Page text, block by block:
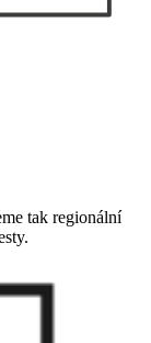
tak regionální